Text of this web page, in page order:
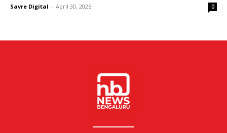
Savre Digital - April 30, 2025 0